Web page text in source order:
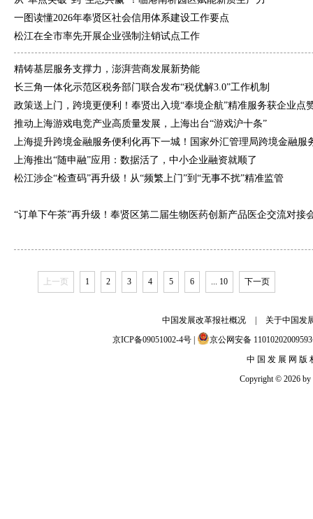
一图读懂2026年奉贤区社会信用体系建设工作要点
松江在全市率先开展企业强制注销试点工作
精铸基层服务支撑力，澎湃营商发展新势能
长三角一体化示范区税务部门联合发布“税优解3.0”工作机制
政策送上门，跨境更便利！奉贤出入境“奉境企航”精准服务获企业点
推动上海游戏电竞产业高质量发展，上海出台“游戏沪十条”
上海提升跨境金融服务便利化再下一城！国家外汇管理局跨境金融服
上海推出“随申融”应用：数据活了，中小企业融资就顺了
松江涉企“检查码”再升级！从“频繁上门”到“无事不扰”精准监管
“订单下午茶”再升级！奉贤区第二届生物医药创新产品医企交流对接
上一页 1 2 3 4 5 6 ... 10 下一页
中国发展改革报社概况
关于中国发
京ICP备09051002-4号 |
京公网安备
中 国 发 展 网 版
Copyright © 2026 by